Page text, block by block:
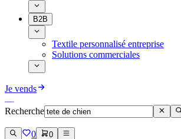
B2B
Textile personnalisé entreprise
Solutions commerciales
Je vends
Recherche
0 0